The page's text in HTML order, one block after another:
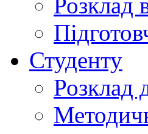
Студенту
Розклад